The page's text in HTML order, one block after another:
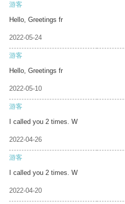
游客
Hello, Greetings fr
2022-05-24
游客
Hello, Greetings fr
2022-05-10
游客
I called you 2 times. W
2022-04-26
游客
I called you 2 times. W
2022-04-20